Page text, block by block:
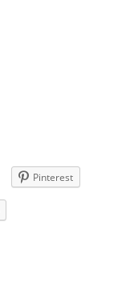
Pinterest